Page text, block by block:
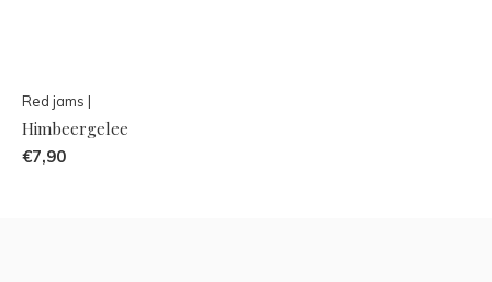
Red jams |
Himbeergelee
€7,90